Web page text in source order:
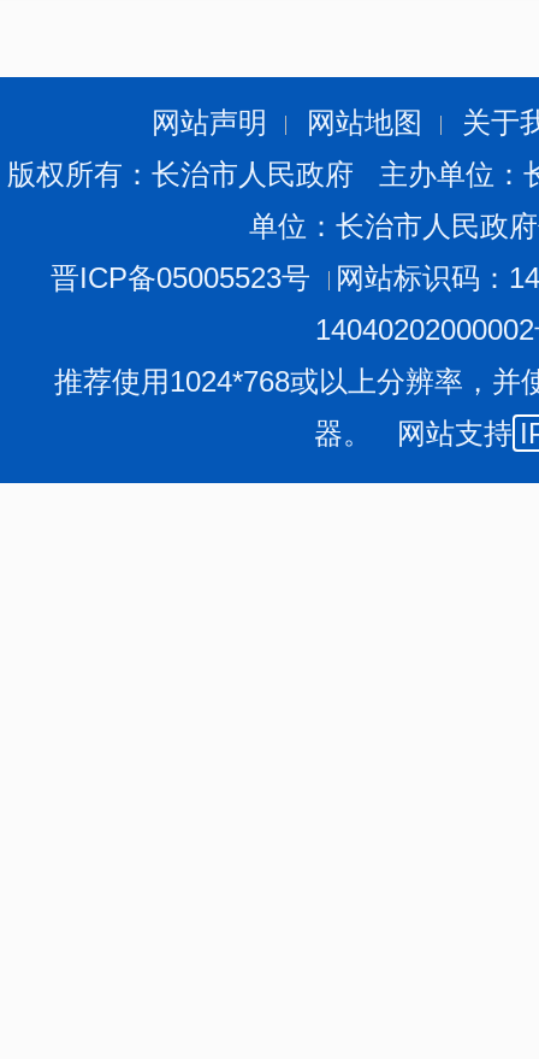
网站声明 网站地图
关于
版权所有：长治市人民政府 主办单位
单位：长治市人民政
晋ICP备05005523号
网站标识码：
推荐使用1024*768或以上分辨率，并
器。 网站支持